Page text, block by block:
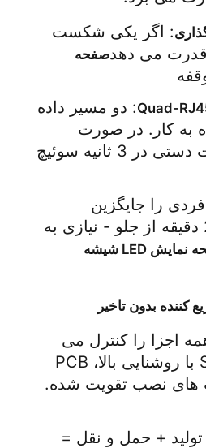
قدرت می دهد
کننده بدون تاخیر